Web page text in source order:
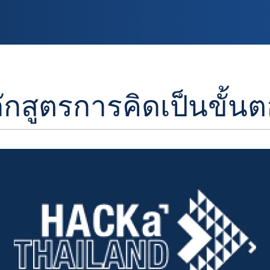
สูตรการคิดเป็นขั้น